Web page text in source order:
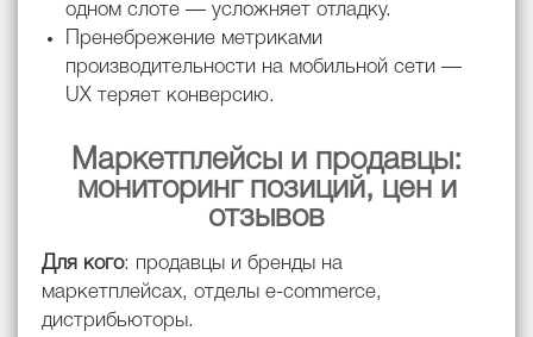
одном слоте — усложняет отладку.
Пренебрежение метриками
производительности на мобильной сети —
UX теряет конверсию.
Маркетплейсы и продавцы:
мониторинг позиций, цен и
отзывов
Для кого: продавцы и бренды на
маркетплейсах, отделы e-commerce,
дистрибьюторы.